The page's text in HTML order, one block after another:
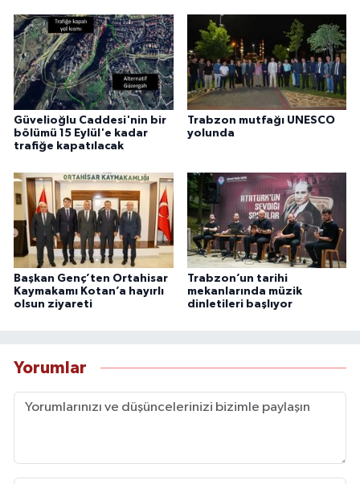
Güvelioğlu Caddesi'nin bir
bölümü 15 Eylül'e kadar
trafiğe kapatılacak
Trabzon mutfağı UNESCO
yolunda
Başkan Genç’ten Ortahisar
Kaymakamı Kotan’a hayırlı
olsun ziyareti
Trabzon’un tarihi
mekanlarında müzik
dinletileri başlıyor
Yorumlar